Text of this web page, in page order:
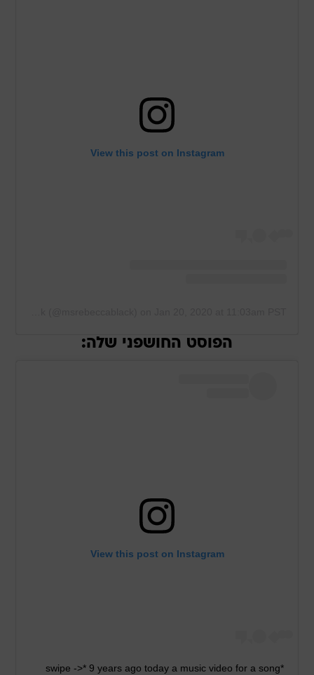
View this post on Instagram
הפוסט החושפני שלה:
View this post on Instagram
*swipe ->* 9 years ago today a music video for a song